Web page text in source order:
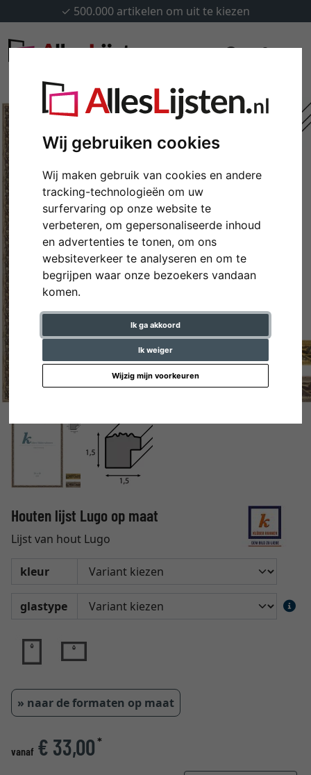
Wij gebruiken cookies
Wij maken gebruik van cookies en andere
tracking-technologieën om uw
surfervaring op onze website te
verbeteren, om gepersonaliseerde inhoud
en advertenties te tonen, om ons
websiteverkeer te analyseren en om te
begrijpen waar onze bezoekers vandaan
komen.
Ik ga akkoord
Ik weiger
Wijzig mijn voorkeuren
✓ 500.000 artikelen om uit te kiezen
Terug
Houten lijst Lugo op maat
Lijst van hout Lugo
kleur
glastype
» naar de formaten op maat
vanaf € 33,00*